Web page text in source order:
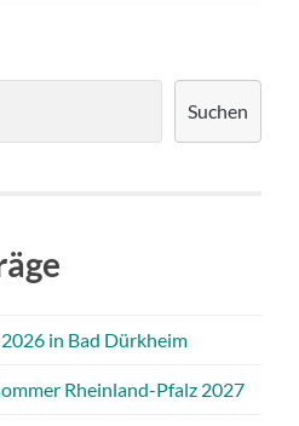
Suchen
in Bad Dürkheim
Rheinland-Pfalz 2027